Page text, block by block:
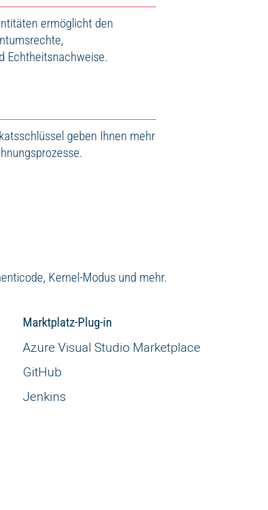
ermöglicht den
Echtheitsnachweise.
geben Ihnen mehr
Kernel-Modus und mehr.
Marktplatz-Plug-in
Azure Visual Studio Marketplace
GitHub
Jenkins